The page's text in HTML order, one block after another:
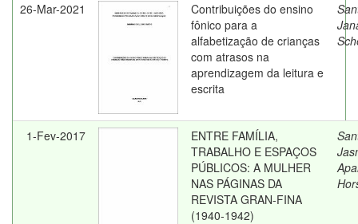
26-Mar-2021
Contribuições do ensino
fônico para a
alfabetização de crianças
com atrasos na
aprendizagem da leitura e
escrita
1-Fev-2017
ENTRE FAMÍLIA,
TRABALHO E ESPAÇOS
PÚBLICOS: A MULHER
NAS PÁGINAS DA
REVISTA GRAN-FINA
(1940-1942)